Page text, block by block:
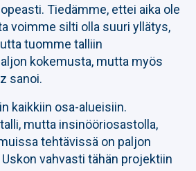
Tiedämme, ettei aika ole
voimme silti olla suuri yllätys,
tuomme talliin
kokemusta, mutta myös
sanoi.
kaikkiin osa-alueisiin.
mutta insinööriosastolla,
tehtävissä on paljon
vahvasti tähän projektiin